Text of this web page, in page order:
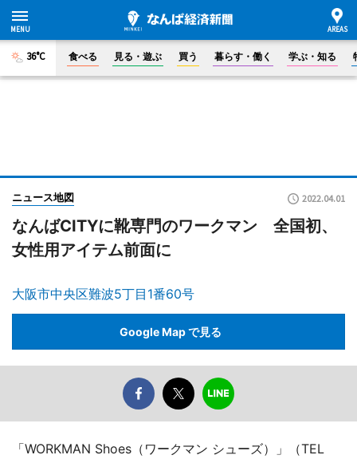
36°C 食べる 見る・遊ぶ 買う 暮らす・働く 学ぶ・知る
ニュース地図 2022.04.01
なんばCITYに靴専門のワークマン 全国初、
女性用アイテム前面に
大阪市中央区難波5丁目1番60号
Google Map で見る
「WORKMAN Shoes（ワークマン シューズ）」（TEL